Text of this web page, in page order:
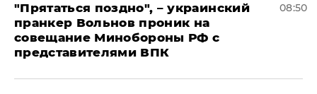
"Прятаться поздно", – украинский
пранкер Вольнов проник на
совещание Минобороны РФ с
представителями ВПК
08:50